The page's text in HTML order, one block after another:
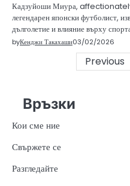
Кадзуйоши Миура,
легендарен японски футболист,
дълголетие и влияние върху
byКенджи Такахаши03/02/2026
Previous
Връзки
Кои сме ние
Свържете се
Разгледайте